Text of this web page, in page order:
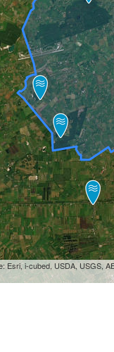
i-cubed, USDA, USGS,